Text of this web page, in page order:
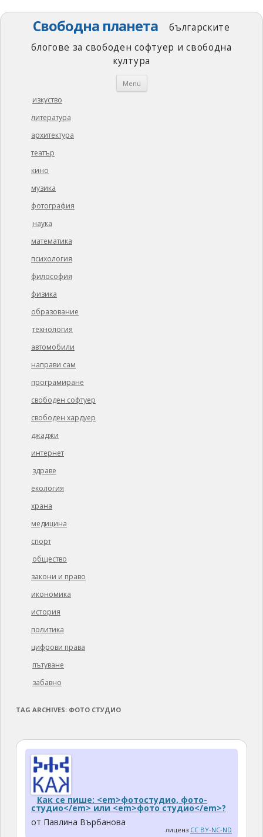
Свободна планета
българските
блогове за свободен софтуер и свободна
култура
Menu Skip
изкуство
литература
архитектура
театър
кино
музика
фотография
наука
математика
психология
философия
физика
образование
технология
автомобили
направи сам
програмиране
свободен софтуер
свободен хардуер
джаджи
интернет
здраве
екология
храна
медицина
спорт
общество
закони и право
икономика
история
политика
цифрови права
пътуване
забавно
TAG ARCHIVES: ФОТО СТУДИО
Как се пише: <em>фотостудио, фото-
студио</em> или <em>фото студио</em>?
от Павлина Върбанова
лиценз CC BY-NC-ND